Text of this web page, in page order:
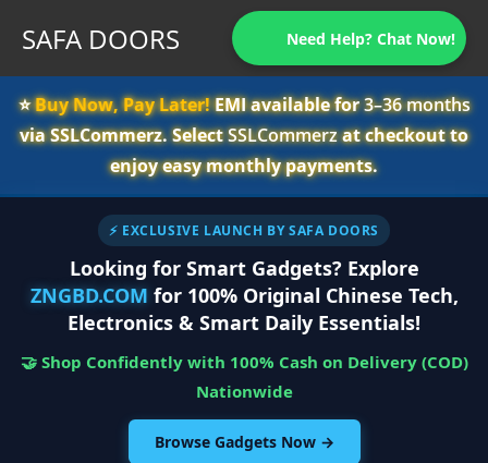
SAFA DOORS Need Help? Chat Now!
⭐️Buy Now, Pay Later!EMI available for3–36 months
via SSLCommerz. SelectSSLCommerzat checkout to
enjoy easy monthly payments.
⚡ EXCLUSIVE LAUNCH BY SAFA DOORS
Looking for Smart Gadgets? Explore
ZNGBD.COM for 100% Original Chinese Tech,
Electronics & Smart Daily Essentials!
🤝 Shop Confidently with 100% Cash on Delivery (COD)
Nationwide
Browse Gadgets Now →